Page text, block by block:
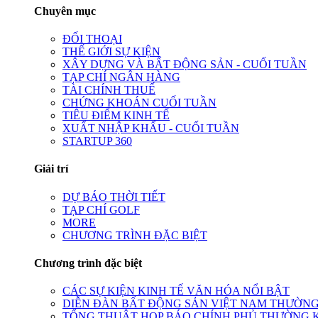
Chuyên mục
ĐỐI THOẠI
THẾ GIỚI SỰ KIỆN
XÂY DỰNG VÀ BẤT ĐỘNG SẢN - CUỐI TUẦN
TẠP CHÍ NGÂN HÀNG
TÀI CHÍNH THUẾ
CHỨNG KHOÁN CUỐI TUẦN
TIÊU ĐIỂM KINH TẾ
XUẤT NHẬP KHẨU - CUỐI TUẦN
STARTUP 360
Giải trí
DỰ BÁO THỜI TIẾT
TẠP CHÍ GOLF
MORE
CHƯƠNG TRÌNH ĐẶC BIỆT
Chương trình đặc biệt
CÁC SỰ KIỆN KINH TẾ VĂN HÓA NỔI BẬT
DIỄN ĐÀN BẤT ĐỘNG SẢN VIỆT NAM